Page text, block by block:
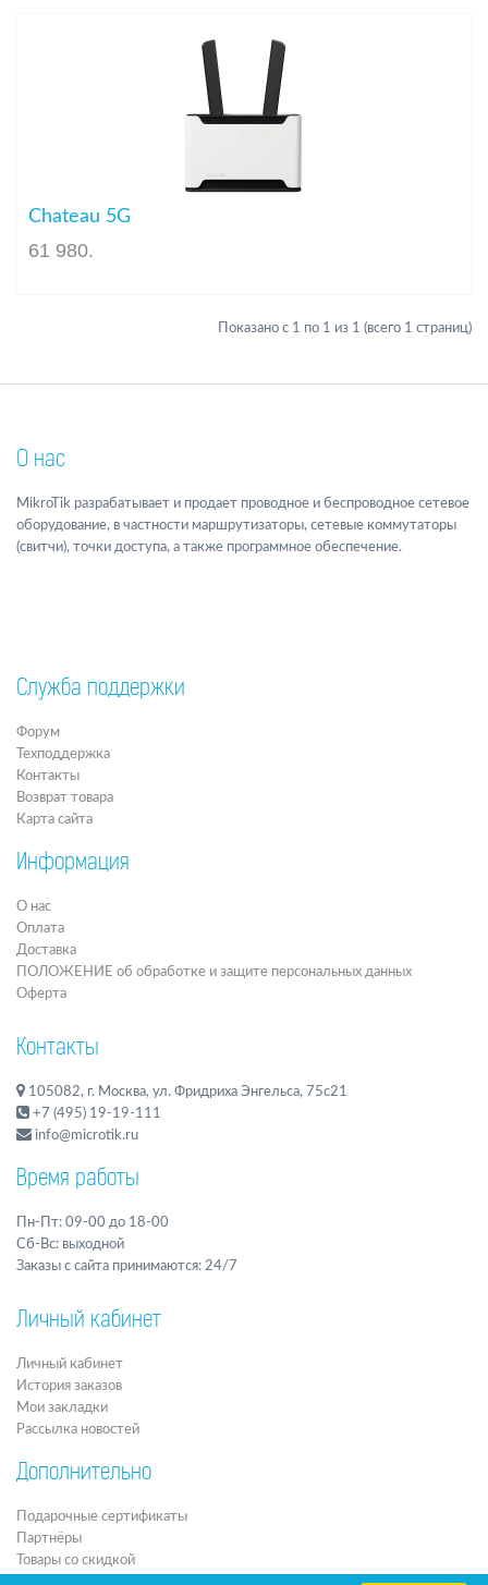
Chateau 5G
61 980.
Показано с 1 по 1 из 1 (всего 1 страниц)
О нас
MikroTik разрабатывает и продает проводное и беспроводное сетевое
оборудование, в частности маршрутизаторы, сетевые коммутаторы
(свитчи), точки доступа, а также программное обеспечение.
Служба поддержки
Форум
Техподдержка
Контакты
Возврат товара
Карта сайта
Информация
О нас
Оплата
Доставка
ПОЛОЖЕНИЕ об обработке и защите персональных данных
Оферта
Контакты
105082, г. Москва, ул. Фридриха Энгельса, 75с21
+7 (495) 19-19-111
info@microtik.ru
Время работы
Пн-Пт: 09-00 до 18-00
Сб-Вс: выходной
Заказы с сайта принимаются: 24/7
Личный кабинет
Личный кабинет
История заказов
Мои закладки
Рассылка новостей
Дополнительно
Подарочные сертификаты
Партнёры
Товары со скидкой